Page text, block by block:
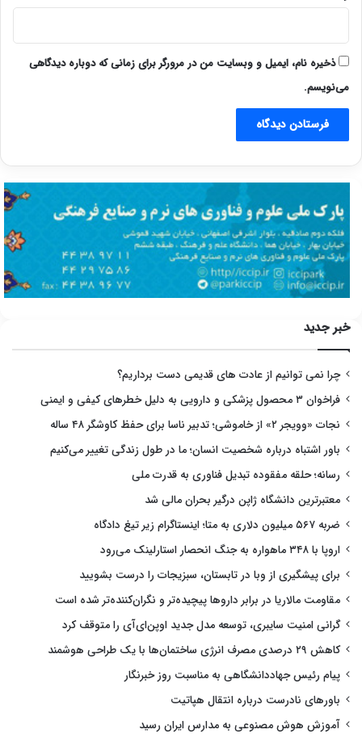
ذخیره نام، ایمیل و وبسایت من در مرورگر برای زمانی که دوباره دیدگاهی
می‌نویسم.
خبر جدید
چرا نمی توانیم از عادت های قدیمی دست برداریم؟
فراخوان ۳ محصول پزشکی و دارویی به دلیل خطرهای کیفی و ایمنی
نجات «وویجر ۲» از خاموشی؛ تدبیر ناسا برای حفظ کاوشگر ۴۸ ساله
باور اشتباه درباره شخصیت انسان؛ ما در طول زندگی تغییر می‌کنیم
رسانه؛ حلقه مفقوده تبدیل فناوری به قدرت ملی
معتبرترین دانشگاه ژاپن درگیر بحران مالی شد
ضربه ۵۶۷ میلیون دلاری به متا؛ اینستاگرام زیر تیغ دادگاه
اروپا با ۳۴۸ ماهواره به جنگ انحصار استارلینک می‌رود
برای پیشگیری از وبا در تابستان، سبزیجات را درست بشویید
مقاومت مالاریا در برابر داروها پیچیده‌تر و نگران‌کننده‌تر شده است
گرانی امنیت سایبری، توسعه مدل جدید اوپن‌ای‌آی را متوقف کرد
کاهش ۲۹ درصدی مصرف انرژی ساختمان‌ها با یک طراحی هوشمند
پیام رئیس جهاددانشگاهی به مناسبت روز خبرنگار
باورهای نادرست درباره انتقال هپاتیت
آموزش هوش مصنوعی به مدارس ایران رسید